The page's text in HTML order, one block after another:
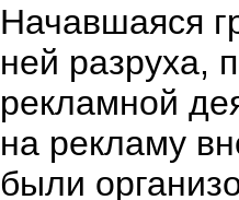
Начавшаяся
ней разруха,
рекламной
на рекламу
были